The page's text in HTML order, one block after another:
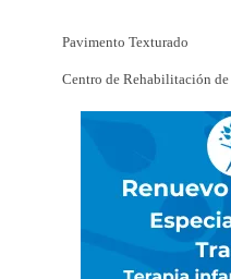
Pavimento Texturado
Centro de Rehabilitación de